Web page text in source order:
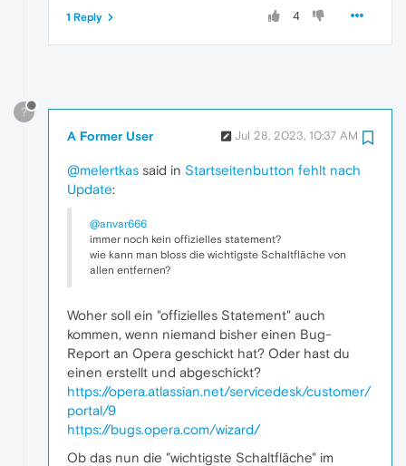
4
1 Reply
?
A Former User Jul 28, 2023, 10:37 AM
@melertkas said in Startseitenbutton fehlt nach
Update:
@anvar666
immer noch kein offizielles statement?
wie kann man bloss die wichtigste Schaltfläche von
allen entfernen?
Woher soll ein "offizielles Statement" auch
kommen, wenn niemand bisher einen Bug-
Report an Opera geschickt hat? Oder hast du
einen erstellt und abgeschickt?
https://opera.atlassian.net/servicedesk/customer/
portal/9
https://bugs.opera.com/wizard/
Ob das nun die "wichtigste Schaltfläche" im